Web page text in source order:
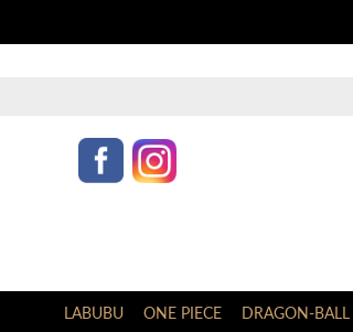
LABUBU ONE PIECE DRAGON-BALL